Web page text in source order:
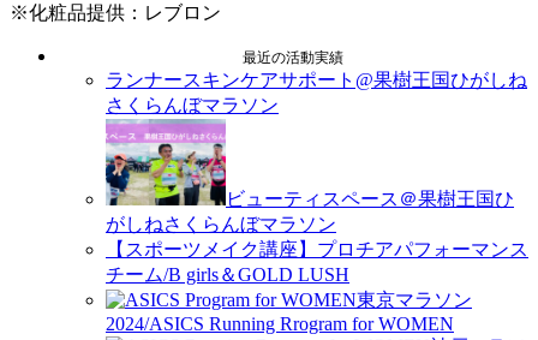
※化粧品提供：レブロン
最近の活動実績
ランナースキンケアサポート@果樹王国ひがしね
さくらんぼマラソン
ビューティスペース＠果樹王国ひ
がしねさくらんぼマラソン
【スポーツメイク講座】プロチアパフォーマンス
チーム/B girls＆GOLD LUSH
東京マラソン
2024/ASICS Running Rrogram for WOMEN